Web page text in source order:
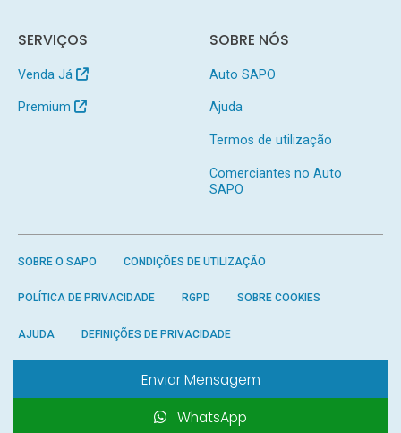
Enviar Mensagem
WhatsApp
SERVIÇOS
Venda Já
Premium
SOBRE NÓS
Auto SAPO
Ajuda
Termos de utilização
Comerciantes no Auto
SAPO
SOBRE O SAPO CONDIÇÕES DE UTILIZAÇÃO
POLÍTICA DE PRIVACIDADE RGPD SOBRE COOKIES
AJUDA DEFINIÇÕES DE PRIVACIDADE
- Todos os direitos reservados.